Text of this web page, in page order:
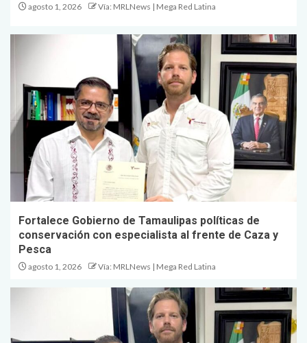
agosto 1, 2026 Vía: MRLNews | Mega Red Latina
Fortalece Gobierno de Tamaulipas políticas de
conservación con especialista al frente de Caza y
Pesca
agosto 1, 2026 Vía: MRLNews | Mega Red Latina